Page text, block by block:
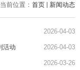
当前位置： 首页 新闻动态
2026-04-03
活动 2026-04-03
2026-03-26